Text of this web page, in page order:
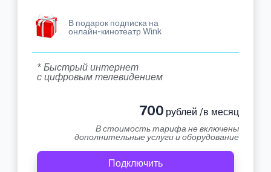
В подарок подписка на
онлайн-кинотеатр Wink
* Быстрый интернет
с цифровым телевидением
700 рублей /в месяц
В стоимость тарифа не включены
дополнительные услуги и оборудование
Подключить